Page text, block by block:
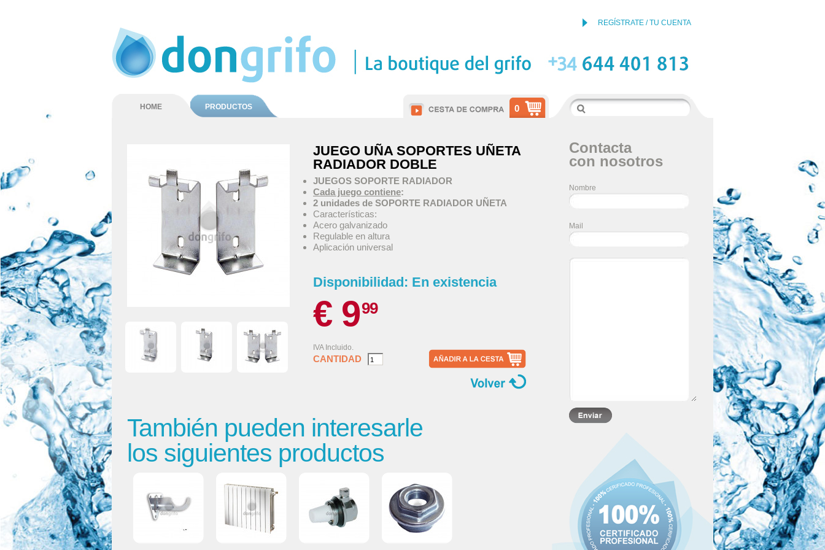
REGÍSTRATE / TU CUENTA
HOME PRODUCTOS 0
JUEGO UÑA SOPORTES UÑETA
RADIADOR DOBLE
JUEGOS SOPORTE RADIADOR
Cada juego contiene:
2 unidades de SOPORTE RADIADOR UÑETA
Características:
Acero galvanizado
Regulable en altura
Aplicación universal
Disponibilidad: En existencia
€ 999
IVA Incluido.
CANTIDAD
También pueden interesarle
los siguientes productos
Contacta
con nosotros
Nombre
Mail